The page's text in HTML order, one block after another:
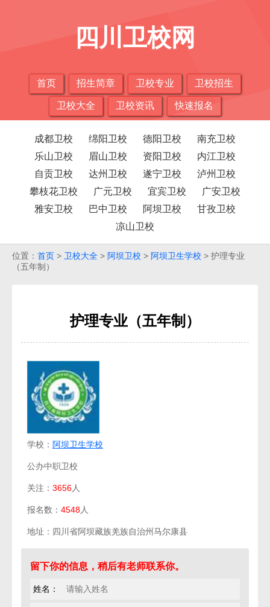
四川卫校网
首页 招生简章 卫校专业 卫校招生
卫校大全 卫校资讯 快速报名
成都卫校 绵阳卫校 德阳卫校
南充卫校
乐山卫校
眉山卫校 资阳卫校
内江卫校
自贡卫校
达州卫校 遂宁卫校
泸州卫校
攀枝花卫校
广元卫校 宜宾卫校
广安卫校
雅安卫校
巴中卫校 阿坝卫校
甘孜卫校
凉山卫校
位置： 首页 > 卫校大全 > 阿坝卫校 > 阿坝卫生学校 > 护理专业
（五年制）
护理专业（五年制）
学校： 阿坝卫生学校
公办中职卫校
关注： 3656人
报名数： 4548人
地址：四川省阿坝藏族羌族自治州马尔康县
留下你的信息，稍后有老师联系你。
姓名：